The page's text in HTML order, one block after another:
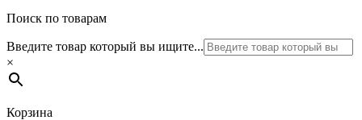
Поиск по товарам
Введите товар который вы ищите...
×
Корзина